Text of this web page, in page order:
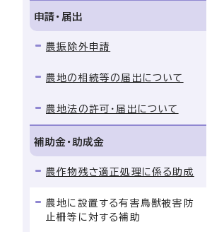
申請・届出
農振除外申請
農地の相続等の届出について
農地法の許可・届出について
補助金・助成金
農作物残さ適正処理に係る助成
農地に設置する有害鳥獣被害防
止柵等に対する補助